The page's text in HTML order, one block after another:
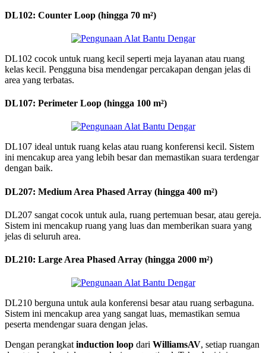
DL102: Counter Loop (hingga 70 m²)
DL102 cocok untuk ruang kecil seperti meja layanan atau ruang
kelas kecil. Pengguna bisa mendengar percakapan dengan jelas di
area yang terbatas.
DL107: Perimeter Loop (hingga 100 m²)
DL107 ideal untuk ruang kelas atau ruang konferensi kecil. Sistem
ini mencakup area yang lebih besar dan memastikan suara terdengar
dengan baik.
DL207: Medium Area Phased Array (hingga 400 m²)
DL207 sangat cocok untuk aula, ruang pertemuan besar, atau gereja.
Sistem ini mencakup ruang yang luas dan memberikan suara yang
jelas di seluruh area.
DL210: Large Area Phased Array (hingga 2000 m²)
DL210 berguna untuk aula konferensi besar atau ruang serbaguna.
Sistem ini mencakup area yang sangat luas, memastikan semua
peserta mendengar suara dengan jelas.
Dengan perangkat induction loop dari WilliamsAV, setiap ruangan